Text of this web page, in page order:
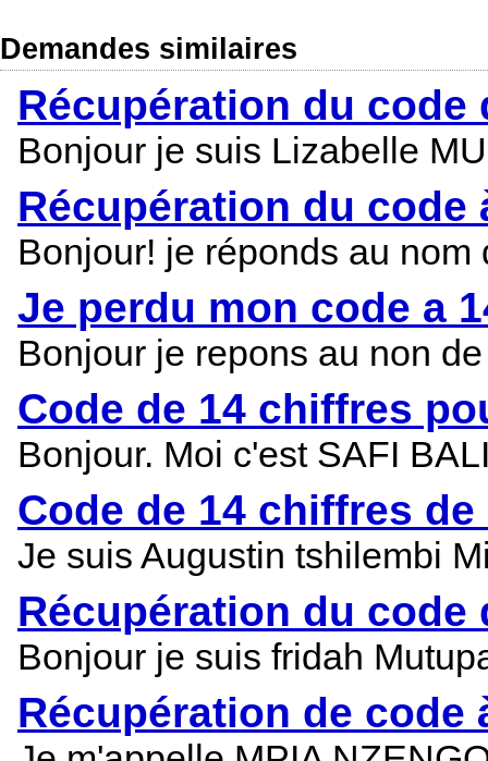
Demandes similaires
Récupération du code
Bonjour je suis Lizabelle
Récupération du code
Bonjour! je réponds au
Je perdu mon code a
Bonjour je repons au non
Code de 14 chiffres
Bonjour. Moi c'est SAFI
Code de 14 chiffres
Je suis Augustin tshilembi
Récupération du code
Bonjour je suis fridah
Récupération de code